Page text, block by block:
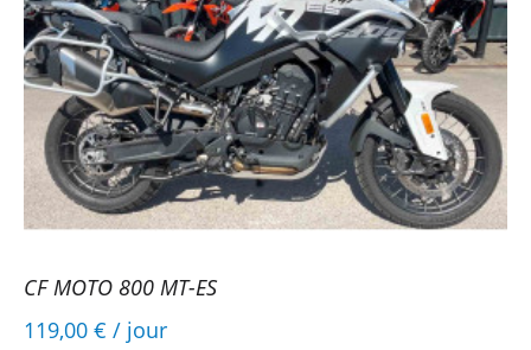
CF MOTO 800 MT-ES
119,00 € / jour